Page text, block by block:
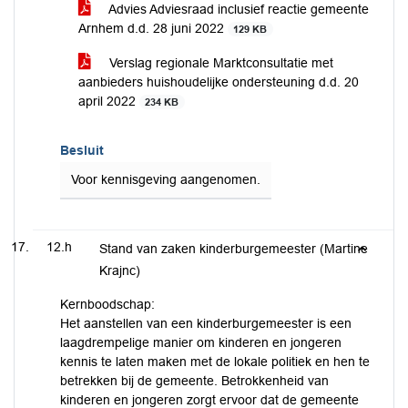
Advies Adviesraad inclusief reactie gemeente
Arnhem d.d. 28 juni 2022
129 KB
Verslag regionale Marktconsultatie met
aanbieders huishoudelijke ondersteuning d.d. 20
april 2022
234 KB
Besluit
Voor kennisgeving aangenomen.
12.h
Stand van zaken kinderburgemeester (Martine
Krajnc)
Kernboodschap:
Het aanstellen van een kinderburgemeester is een
laagdrempelige manier om kinderen en jongeren
kennis te laten maken met de lokale politiek en hen te
betrekken bij de gemeente. Betrokkenheid van
kinderen en jongeren zorgt ervoor dat de gemeente